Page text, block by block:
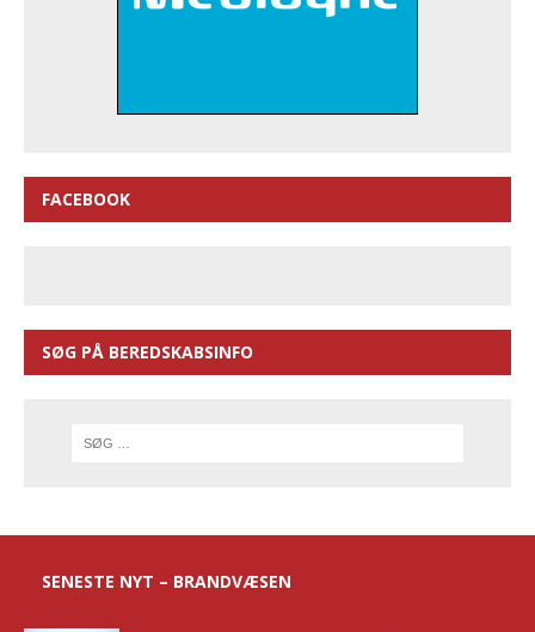
FACEBOOK
SØG PÅ BEREDSKABSINFO
SENESTE NYT – BRANDVÆSEN